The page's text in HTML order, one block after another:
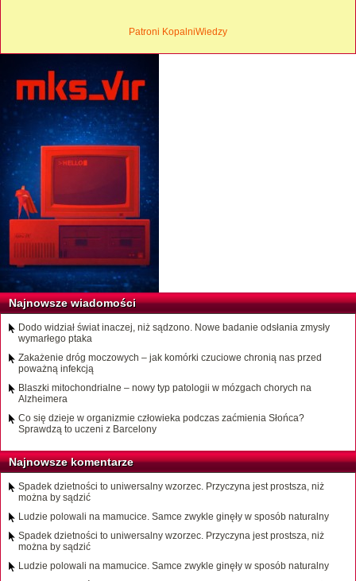
Patroni KopalniWiedzy
Najnowsze wiadomości
Dodo widział świat inaczej, niż sądzono. Nowe badanie odsłania zmysły
wymarłego ptaka
Zakażenie dróg moczowych – jak komórki czuciowe chronią nas przed
poważną infekcją
Blaszki mitochondrialne – nowy typ patologii w mózgach chorych na
Alzheimera
Co się dzieje w organizmie człowieka podczas zaćmienia Słońca?
Sprawdzą to uczeni z Barcelony
Najnowsze komentarze
Spadek dzietności to uniwersalny wzorzec. Przyczyna jest prostsza, niż
można by sądzić
Ludzie polowali na mamucice. Samce zwykle ginęły w sposób naturalny
Spadek dzietności to uniwersalny wzorzec. Przyczyna jest prostsza, niż
można by sądzić
Ludzie polowali na mamucice. Samce zwykle ginęły w sposób naturalny